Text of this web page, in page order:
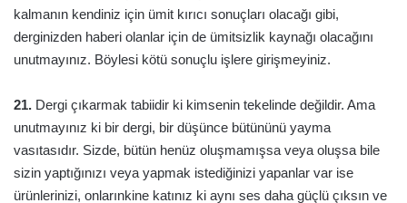
kalmanın kendiniz için ümit kırıcı sonuçları olacağı gibi,
derginizden haberi olanlar için de ümitsizlik kaynağı olacağını
unutmayınız. Böylesi kötü sonuçlu işlere girişmeyiniz.
21. Dergi çıkarmak tabiidir ki kimsenin tekelinde değildir. Ama
unutmayınız ki bir dergi, bir düşünce bütününü yayma
vasıtasıdır. Sizde, bütün henüz oluşmamışsa veya oluşsa bile
sizin yaptığınızı veya yapmak istediğinizi yapanlar var ise
ürünlerinizi, onlarınkine katınız ki aynı ses daha güçlü çıksın ve